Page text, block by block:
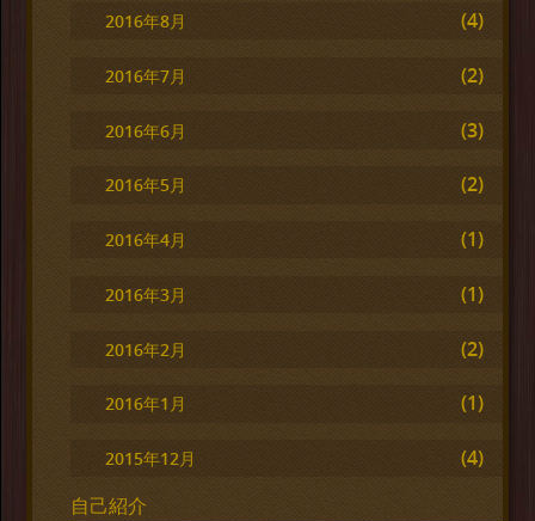
2016年8月 (4)
2016年7月 (2)
2016年6月 (3)
2016年5月 (2)
2016年4月 (1)
2016年3月 (1)
2016年2月 (2)
2016年1月 (1)
2015年12月
(4)
自己紹介